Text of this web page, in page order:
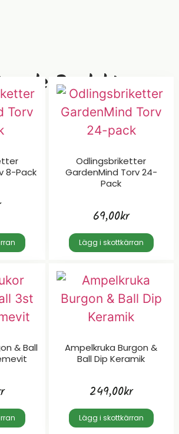
Produkter
8-Pack
Odlingsbriketter
GardenMind Torv 24-
Pack
69,00kr
Lägg i skottkärran
& Ball
Ampelkruka Burgon &
Ball Dip Keramik
249,00kr
Lägg i skottkärran